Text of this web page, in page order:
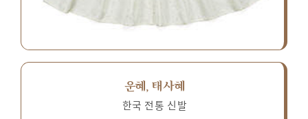
운혜, 태사혜
한국 전통 신발